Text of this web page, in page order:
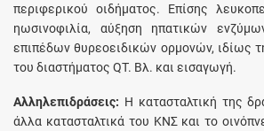
περιφερικού οιδήματος. Επίσης
ηωσινοφιλία, αύξηση ηπατικών
επιπέδων θυρεοειδικών ορμονών, ιδίως
του διαστήματος QT. Βλ. και εισαγωγή.
Αλληλεπιδράσεις: Η κατασταλτική της
άλλα κατασταλτικά του ΚΝΣ και το